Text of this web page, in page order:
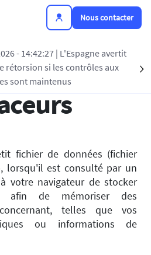
Nous contacter
- 14:42:27| L'Espagne avertit
rétorsion si les contrôles aux
sont maintenuscookies
fichier de données (fichier
lorsqu'il est consulté par un
votre navigateur de stocker
afin de mémoriser des
telles que vos
ou informations de